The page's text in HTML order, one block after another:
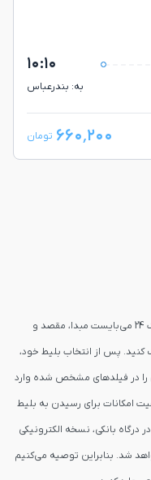
۱۰:۱۰
به: بندرعباس
۶۶۰٬۲۰۰ تومان
برای خرید بلیط قطار سیرجان بندرعباس از قاصدک 24 می‌بایست مبدا، مقصد و
کنید. پس از انتخاب بلیط خود،
را در فیلدهای مشخص شده وارد
امکانات برای رسیدن به بلیط
بانکی، نسخه الکترونیکی
شد. بنابراین توصیه می‌کنیم